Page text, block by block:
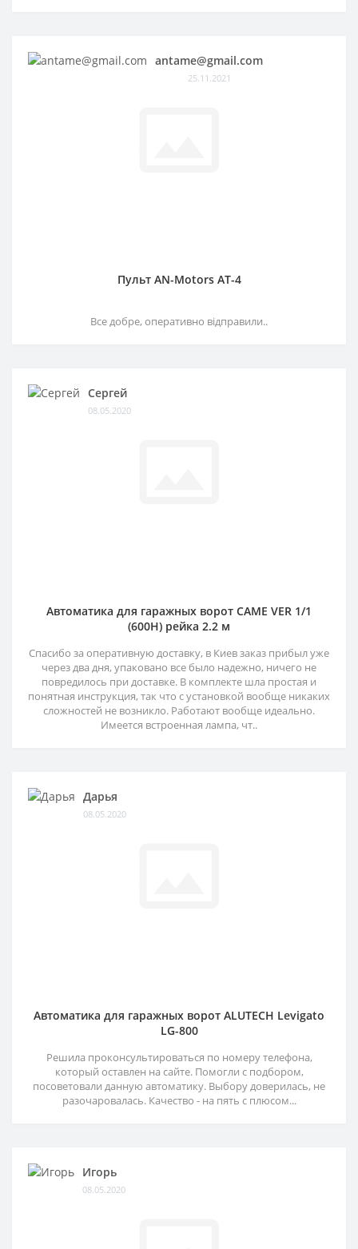
antame@gmail.com
25.11.2021
Пульт AN-Motors AT-4
Все добре, оперативно відправили..
Сергей
08.05.2020
Автоматика для гаражных ворот CAME VER 1/1
(600H) рейка 2.2 м
Спасибо за оперативную доставку, в Киев заказ прибыл уже
через два дня, упаковано все было надежно, ничего не
повредилось при доставке. В комплекте шла простая и
понятная инструкция, так что с установкой вообще никаких
сложностей не возникло. Работают вообще идеально.
Имеется встроенная лампа, чт..
Дарья
08.05.2020
Автоматика для гаражных ворот ALUTECH Levigato
LG-800
Решила проконсультироваться по номеру телефона,
который оставлен на сайте. Помогли с подбором,
посоветовали данную автоматику. Выбору доверилась, не
разочаровалась. Качество - на пять с плюсом...
Игорь
08.05.2020